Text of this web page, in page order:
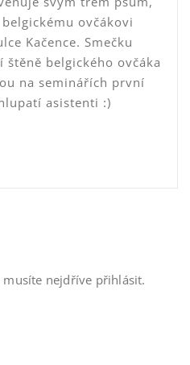
ovčákovi
Kačence. Smečku
belgického ovčáka
na seminářích první
asistenti :)
nejdříve přihlásit.